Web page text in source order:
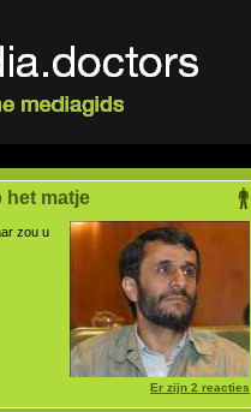
het matje
zou u
Er zijn 2 reacties